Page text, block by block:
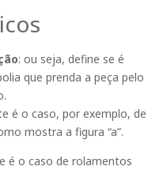
: ou seja, define se é
que prenda a peça pelo
é o caso, por exemplo, de
mostra a figura “a”.
é o caso de rolamentos